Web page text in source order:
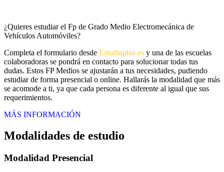
¿Quieres estudiar el Fp de Grado Medio Electromecánica de
Vehículos Automóviles?
Completa el formulario desde Estudiaplus.es y una de las escuelas
colaboradoras se pondrá en contacto para solucionar todas tus
dudas. Estos FP Medios se ajustarán a tus necesidades, pudiendo
estudiar de forma presencial o online. Hallarás la modalidad que más
se acomode a ti, ya que cada persona es diferente al igual que sus
requerimientos.
MÁS INFORMACIÓN
Modalidades de estudio
Modalidad Presencial